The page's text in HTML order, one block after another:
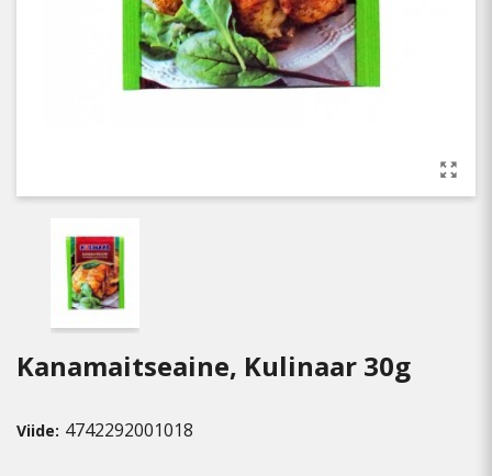
Kanamaitseaine, Kulinaar 30g
Viide: 4742292001018